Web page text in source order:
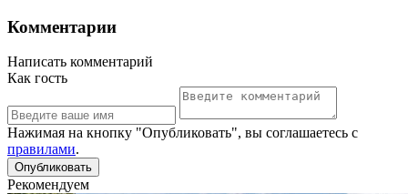
Комментарии
Написать комментарий
Как гость
Нажимая на кнопку "Опубликовать", вы соглашаетесь с
правилами.
Рекомендуем